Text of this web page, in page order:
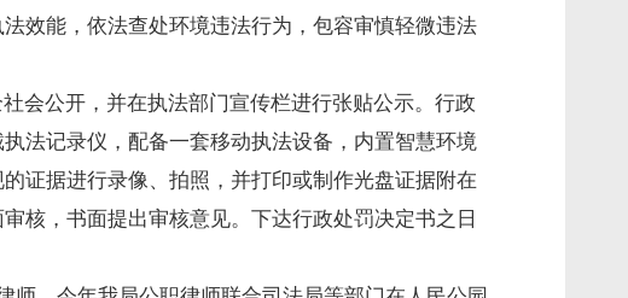
效能，依法查处环境违法行为，包容审慎轻微违法
会公开，并在执法部门宣传栏进行张贴公示。行政
法记录仪，配备一套移动执法设备，内置智慧环境
证据进行录像、拍照，并打印或制作光盘证据附在
核，书面提出审核意见。下达行政处罚决定书之日